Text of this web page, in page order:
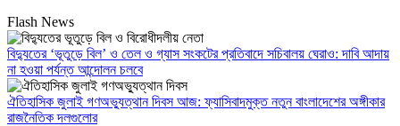
Flash News
বিদ্যুতের ‘ভূতুড়ে বিল’ ও তেল ও গ্যাস সংকটের প্রতিবাদে সচিবালয় ঘেরাও: দাবি আদায়
না হওয়া পর্যন্ত আন্দোলন চলবে
ঐতিহাসিক জুলাই গণঅভ্যুত্থান দিবস আজ: ফ্যাসিবাদমুক্ত নতুন বাংলাদেশের অঙ্গীকার
রাজনৈতিক দলগুলোর